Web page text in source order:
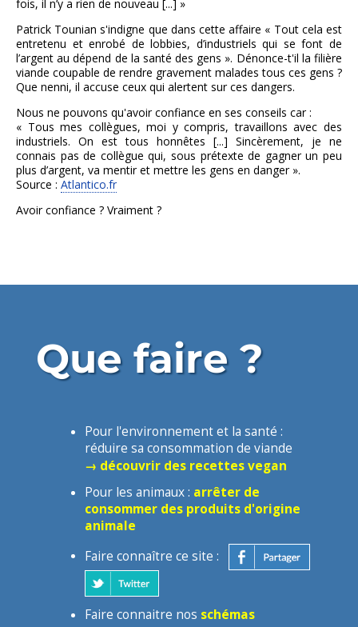
fois, il n’y a rien de nouveau [...] »
Patrick Tounian s'indigne que dans cette affaire « Tout cela est
entretenu et enrobé de lobbies, d’industriels qui se font de
l’argent au dépend de la santé des gens ». Dénonce-t'il la filière
viande coupable de rendre gravement malades tous ces gens ?
Que nenni, il accuse ceux qui alertent sur ces dangers.
Nous ne pouvons qu'avoir confiance en ses conseils car :
« Tous mes collègues, moi y compris, travaillons avec des
industriels. On est tous honnêtes [...] Sincèrement, je ne
connais pas de collègue qui, sous prétexte de gagner un peu
plus d’argent, va mentir et mettre les gens en danger ».
Source : Atlantico.fr
Avoir confiance ? Vraiment ?
Que faire ?
Pour l'environnement et la santé :
réduire sa consommation de viande
→ découvrir des recettes vegan
Pour les animaux : arrêter de
consommer des produits d'origine
animale
Faire connaître ce site :
Faire connaitre nos schémas